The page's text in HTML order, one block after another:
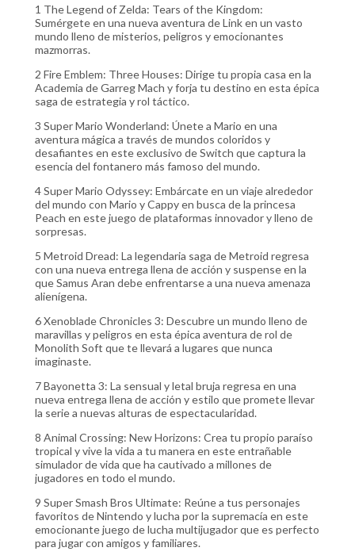
1 The Legend of Zelda: Tears of the Kingdom:
Sumérgete en una nueva aventura de Link en un vasto
mundo lleno de misterios, peligros y emocionantes
mazmorras.
2 Fire Emblem: Three Houses: Dirige tu propia casa en la
Academia de Garreg Mach y forja tu destino en esta épica
saga de estrategia y rol táctico.
3 Super Mario Wonderland: Únete a Mario en una
aventura mágica a través de mundos coloridos y
desafiantes en este exclusivo de Switch que captura la
esencia del fontanero más famoso del mundo.
4 Super Mario Odyssey: Embárcate en un viaje alrededor
del mundo con Mario y Cappy en busca de la princesa
Peach en este juego de plataformas innovador y lleno de
sorpresas.
5 Metroid Dread: La legendaria saga de Metroid regresa
con una nueva entrega llena de acción y suspense en la
que Samus Aran debe enfrentarse a una nueva amenaza
alienígena.
6 Xenoblade Chronicles 3: Descubre un mundo lleno de
maravillas y peligros en esta épica aventura de rol de
Monolith Soft que te llevará a lugares que nunca
imaginaste.
7 Bayonetta 3: La sensual y letal bruja regresa en una
nueva entrega llena de acción y estilo que promete llevar
la serie a nuevas alturas de espectacularidad.
8 Animal Crossing: New Horizons: Crea tu propio paraíso
tropical y vive la vida a tu manera en este entrañable
simulador de vida que ha cautivado a millones de
jugadores en todo el mundo.
9 Super Smash Bros Ultimate: Reúne a tus personajes
favoritos de Nintendo y lucha por la supremacía en este
emocionante juego de lucha multijugador que es perfecto
para jugar con amigos y familiares.